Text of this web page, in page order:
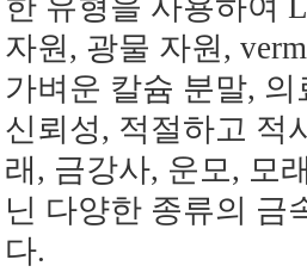
한 유형을 사용하여
자원, 광물 자원,
가벼운 칼슘 분말,
신뢰성, 적절하고 적
래, 금강사, 운모, 모
닌 다양한 종류의 금
다.